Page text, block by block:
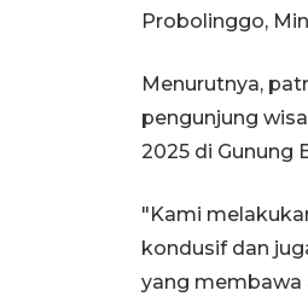
Probolinggo,
Menurutnya,
pengunjung
2025 di Gunung
"Kami
kondusif dan
yang membawa